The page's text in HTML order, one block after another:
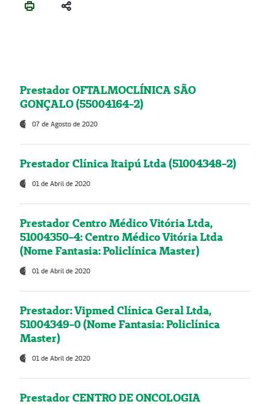
Prestador OFTALMOCLÍNICA SÃO
GONÇALO (55004164-2)
07 de Agosto de 2020
Prestador Clínica Itaipú Ltda (51004348-2)
01 de Abril de 2020
Prestador Centro Médico Vitória Ltda,
51004350-4: Centro Médico Vitória Ltda
(Nome Fantasia: Policlínica Master)
01 de Abril de 2020
Prestador: Vipmed Clínica Geral Ltda,
51004349-0 (Nome Fantasia: Policlínica
Master)
01 de Abril de 2020
Prestador CENTRO DE ONCOLOGIA